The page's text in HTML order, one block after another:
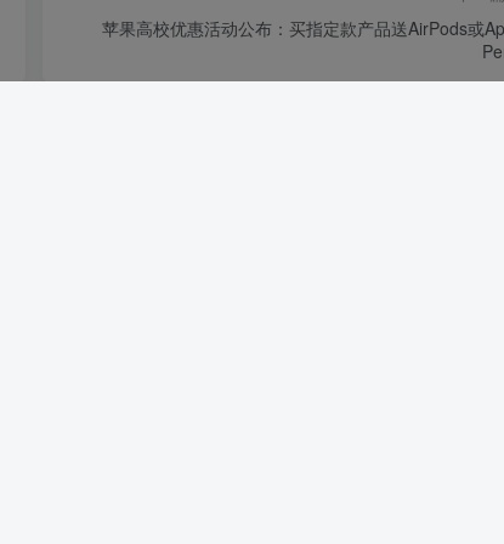
苹果高校优惠活动公布：买指定款产品送AirPods或